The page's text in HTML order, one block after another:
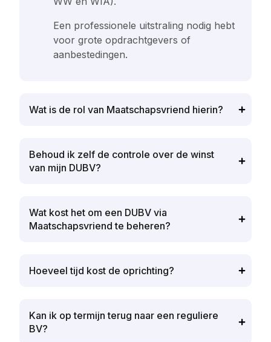
Een professionele uitstraling nodig hebt
voor grote opdrachtgevers of
aanbestedingen.
Wat is de rol van Maatschapsvriend hierin?
Behoud ik zelf de controle over de winst
van mijn DUBV?
Wat kost het om een DUBV via
Maatschapsvriend te beheren?
Hoeveel tijd kost de oprichting?
Kan ik op termijn terug naar een reguliere
BV?